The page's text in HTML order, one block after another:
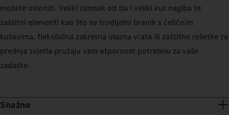
možete osloniti. Veliki razmak od tla i veliki kut nagiba te
zaštitni elementi kao što su trodijelni branik s čeličnim
kutovima, fleksibilna zakretna ulazna vrata ili zaštitne rešetke za
prednja svjetla pružaju vam otpornost potrebnu za vaše
zadatke.
Snažno